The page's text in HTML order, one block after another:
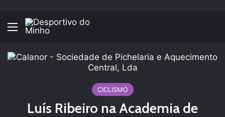
Menu
CICLISMO
Luís Ribeiro na Academia de